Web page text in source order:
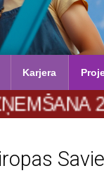
Karjera
2026./